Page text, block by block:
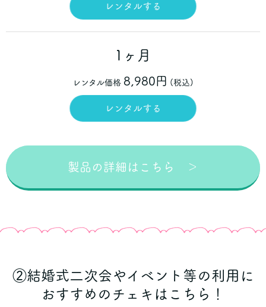
レンタルする
1ヶ月
レンタル価格 8,980円 (税込)
レンタルする
製品の詳細はこちら ＞
②結婚式二次会やイベント等の利用に
おすすめのチェキはこちら！